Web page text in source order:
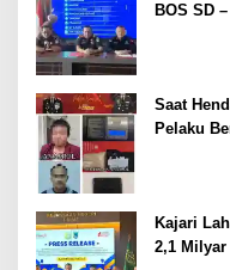
BOS SD
Saat
Pelaku
Kajari
2,1 Milyar